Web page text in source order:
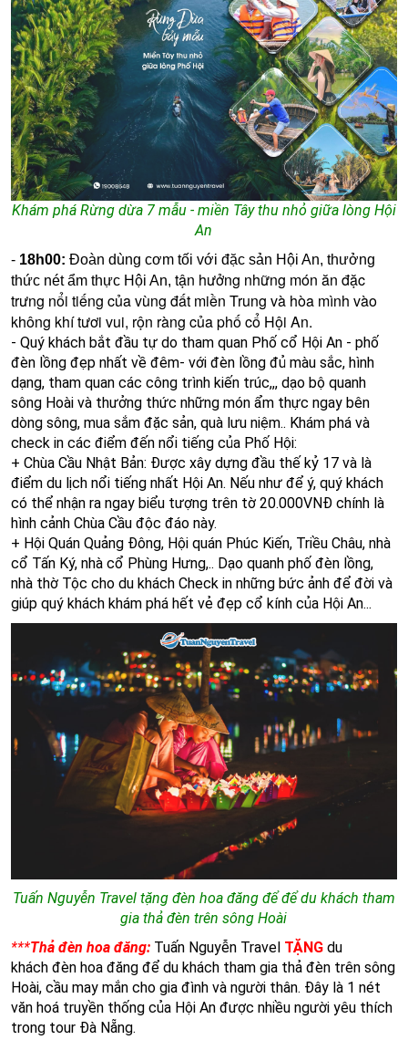
Khám phá Rừng dừa 7 mẫu - miền Tây thu nhỏ giữa lòng Hội
An
- 18h00:Đoàn dùng cơm tối với đặc sản Hội An, thưởng
thức nét ẩm thực Hội An, tận hưởng những món ăn đặc
trưng nổi tiếng của vùng đất miền Trung và hòa mình vào
không khí tươi vui, rộn ràng của phố cổ Hội An.
- Quý khách bắt đầu tự do tham quan Phố cổ Hội An - phố
đèn lồng đẹp nhất về đêm-với đèn lồng đủ màu sắc, hình
dạng, tham quan các công trình kiến trúc,,, dạo bộ quanh
sông Hoài và thưởng thức những món ẩm thực ngay bên
dòng sông, mua sắm đặc sản, quà lưu niệm.. Khám phá và
check in các điểm đến nổi tiếng của Phố Hội:
+ Chùa Cầu Nhật Bản: Được xây dựng đầu thế kỷ 17 và là
điểm du lịch nổi tiếng nhất Hội An. Nếu như để ý, quý khách
có thể nhận ra ngay biểu tượng trên tờ 20.000VNĐ chính là
hình cảnh Chùa Cầu độc đáo này.
+ Hội Quán Quảng Đông, Hội quán Phúc Kiến, Triều Châu, nhà
cổ Tấn Ký, nhà cổ Phùng Hưng,.. Dạo quanh phố đèn lồng,
nhà thờ Tộc cho du khách Check in những bức ảnh để đời và
giúp quý khách khám phá hết vẻ đẹp cổ kính của Hội An...
Tuấn Nguyễn Travel tặng đèn hoa đăng để để du khách tham
gia thả đèn trên sông Hoài
***Thả đèn hoa đăng: Tuấn Nguyễn Travel TẶNG du
khách đèn hoa đăng để du khách tham gia thả đèn trên sông
Hoài, cầu may mắn cho gia đình và người thân. Đây là 1 nét
văn hoá truyền thống của Hội An được nhiều người yêu thích
trong tour Đà Nẵng.